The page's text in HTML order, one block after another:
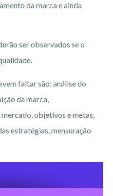
da marca e ainda
ser observados se o
faltar são: análise do
da marca,
objetivos e metas,
estratégias, mensuração